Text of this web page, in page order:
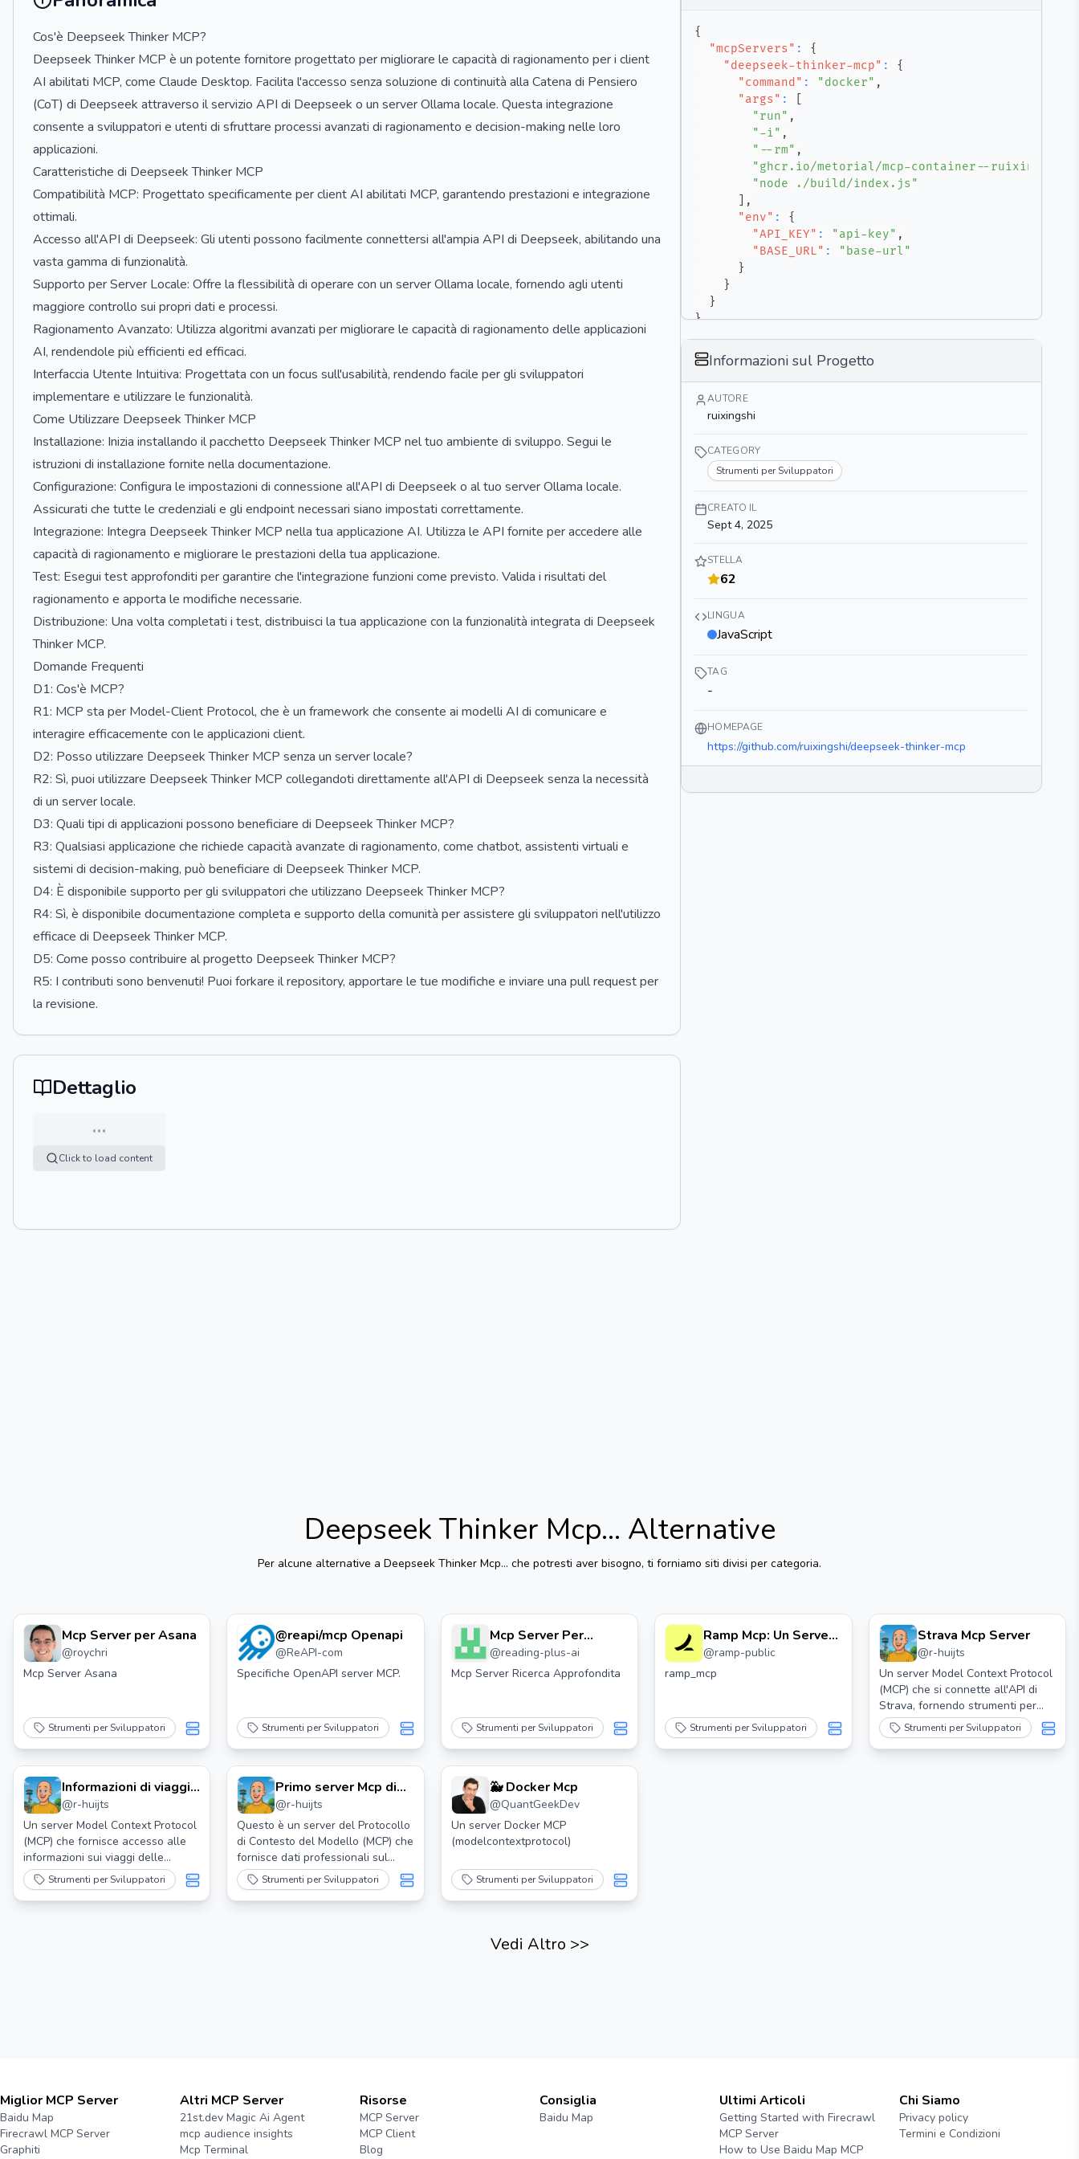
Cos'è Deepseek Thinker MCP?
Deepseek Thinker MCP è un potente fornitore progettato per migliorare le capacità di ragionamento per i client
AI abilitati MCP, come Claude Desktop. Facilita l'accesso senza soluzione di continuità alla Catena di Pensiero
(CoT) di Deepseek attraverso il servizio API di Deepseek o un server Ollama locale. Questa integrazione
consente a sviluppatori e utenti di sfruttare processi avanzati di ragionamento e decision-making nelle loro
applicazioni.
Caratteristiche di Deepseek Thinker MCP
Compatibilità MCP: Progettato specificamente per client AI abilitati MCP, garantendo prestazioni e integrazione
ottimali.
Accesso all'API di Deepseek: Gli utenti possono facilmente connettersi all'ampia API di Deepseek, abilitando una
vasta gamma di funzionalità.
Supporto per Server Locale: Offre la flessibilità di operare con un server Ollama locale, fornendo agli utenti
maggiore controllo sui propri dati e processi.
Ragionamento Avanzato: Utilizza algoritmi avanzati per migliorare le capacità di ragionamento delle applicazioni
AI, rendendole più efficienti ed efficaci.
Interfaccia Utente Intuitiva: Progettata con un focus sull'usabilità, rendendo facile per gli sviluppatori
implementare e utilizzare le funzionalità.
Come Utilizzare Deepseek Thinker MCP
Installazione: Inizia installando il pacchetto Deepseek Thinker MCP nel tuo ambiente di sviluppo. Segui le
istruzioni di installazione fornite nella documentazione.
Configurazione: Configura le impostazioni di connessione all'API di Deepseek o al tuo server Ollama locale.
Assicurati che tutte le credenziali e gli endpoint necessari siano impostati correttamente.
Integrazione: Integra Deepseek Thinker MCP nella tua applicazione AI. Utilizza le API fornite per accedere alle
capacità di ragionamento e migliorare le prestazioni della tua applicazione.
Test: Esegui test approfonditi per garantire che l'integrazione funzioni come previsto. Valida i risultati del
ragionamento e apporta le modifiche necessarie.
Distribuzione: Una volta completati i test, distribuisci la tua applicazione con la funzionalità integrata di Deepseek
Thinker MCP.
Domande Frequenti
D1: Cos'è MCP?
R1: MCP sta per Model-Client Protocol, che è un framework che consente ai modelli AI di comunicare e
interagire efficacemente con le applicazioni client.
D2: Posso utilizzare Deepseek Thinker MCP senza un server locale?
R2: Sì, puoi utilizzare Deepseek Thinker MCP collegandoti direttamente all'API di Deepseek senza la necessità
di un server locale.
D3: Quali tipi di applicazioni possono beneficiare di Deepseek Thinker MCP?
R3: Qualsiasi applicazione che richiede capacità avanzate di ragionamento, come chatbot, assistenti virtuali e
sistemi di decision-making, può beneficiare di Deepseek Thinker MCP.
D4: È disponibile supporto per gli sviluppatori che utilizzano Deepseek Thinker MCP?
R4: Sì, è disponibile documentazione completa e supporto della comunità per assistere gli sviluppatori nell'utilizzo
efficace di Deepseek Thinker MCP.
D5: Come posso contribuire al progetto Deepseek Thinker MCP?
R5: I contributi sono benvenuti! Puoi forkare il repository, apportare le tue modifiche e inviare una pull request per
la revisione.
Dettaglio
…
Click to load content
{
"mcpServers" :
{
"deepseek-thinker-mcp" :
{
"command" : "docker" ,
"args" :
"run" ,
"-i" ,
"--rm" ,
"ghcr.io/metorial/mcp-container--ruixingshi--
"node ./build/index.js"
,
"env" :
{
"API_KEY" : "api-key" ,
"BASE_URL" :
"base-url"
}
}
}
}
Informazioni sul Progetto
AUTORE
ruixingshi
CATEGORY
Strumenti per Sviluppatori
CREATO IL
Sept 4, 2025
STELLA
62
LINGUA
JavaScript
TAG
-
HOMEPAGE
https://github.com/ruixingshi/deepseek-thinker-mcp
Deepseek Thinker Mcp... Alternative
Per alcune alternative a Deepseek Thinker Mcp... che potresti aver bisogno, ti forniamo siti divisi per categoria.
Mcp Server per Asana
@roychri
Mcp Server Asana
Strumenti per Sviluppatori
@reapi/mcp Openapi
@ReAPI-com
Specifiche OpenAPI server MCP.
Strumenti per Sviluppatori
Mcp Server Per
Ricerca Approfondita
@reading-plus-ai
Mcp Server Ricerca Approfondita
Strumenti per Sviluppatori
Ramp Mcp: Un Server
Ramp Mcp
@ramp-public
ramp_mcp
Strumenti per Sviluppatori
Strava Mcp Server
@r-huijts
Un server Model Context Protocol
(MCP) che si connette all'API di
Strava, fornendo strumenti per
accedere ai dati di Strava tramite
LLM.
Strumenti per Sviluppatori
Informazioni di viaggio
Ns Server Mcp
@r-huijts
Un server Model Context Protocol
(MCP) che fornisce accesso alle
informazioni sui viaggi delle
ferrovie olandesi (NS) tramite
Claude AI. Questo server
consente a Claude di recuperare
Strumenti per Sviluppatori
Primo server Mcp di
Firstcycling
@r-huijts
Questo è un server del Protocollo
di Contesto del Modello (MCP) che
fornisce dati professionali sul
ciclismo da FirstCycling. Ti
consente di recuperare
informazioni su ciclisti
Strumenti per Sviluppatori
🐳 Docker Mcp
@QuantGeekDev
Un server Docker MCP
(modelcontextprotocol)
Strumenti per Sviluppatori
Vedi Altro >>
Miglior MCP Server
Baidu Map
Firecrawl MCP Server
Graphiti
Altri MCP Server
21st.dev Magic Ai Agent
mcp audience insights
Mcp Terminal
Risorse
MCP Server
MCP Client
Blog
Consiglia
Baidu Map
Ultimi Articoli
Getting Started with Firecrawl
MCP Server
How to Use Baidu Map MCP
Chi Siamo
Privacy policy
Termini e Condizioni